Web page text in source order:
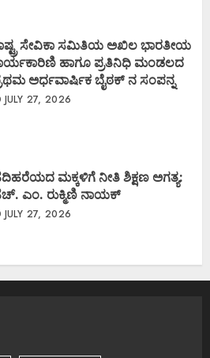
ಸೇವಿಕಾ ಸಮಿತಿಯ ಅಖಿಲ ಭಾರತೀಯ
ಹಾಗೂ ಪ್ರತಿನಿಧಿ ಮಂಡಲದ
ಅರ್ಧವಾರ್ಷಿಕ ಬೈಠಕ್ ನ ಸಂಪನ್ನ
JULY 27, 2026
ಮಕ್ಕಳಿಗೆ ನೀತಿ ಶಿಕ್ಷಣ ಅಗತ್ಯ:
ಎಂ. ರುಕ್ಮಿಣಿ ನಾಯಕ್
JULY 27, 2026